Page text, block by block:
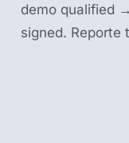
demo qualified
signed. Reporte